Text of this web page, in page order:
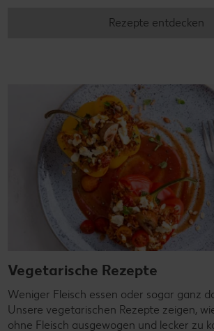
Rezepte entdecken
Vegetarische Rezepte
Weniger Fleisch essen oder sogar ganz
Unsere vegetarischen Rezepte zeigen,
ohne Fleisch ausgewogen und lecker zu